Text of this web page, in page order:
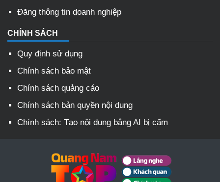
Đăng thông tin doanh nghiệp
CHÍNH SÁCH
Quy định sử dụng
Chính sách bảo mật
Chính sách quảng cáo
Chính sách bản quyền nội dung
Chính sách: Tạo nội dung bằng AI bị cấm